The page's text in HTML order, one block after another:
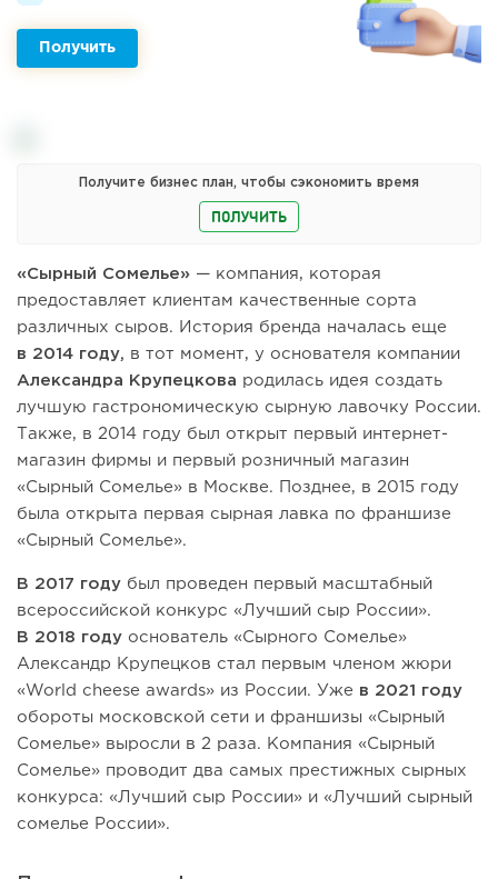
Получить
Получите бизнес план, чтобы сэкономить время
ПОЛУЧИТЬ
«Сырный Сомелье» — компания, которая
предоставляет клиентам качественные сорта
различных сыров. История бренда началась еще
в 2014 году,
в тот момент, у основателя компании
Александра Крупецкова родилась идея создать
лучшую гастрономическую сырную лавочку России.
Также, в 2014 году был открыт первый интернет-
магазин фирмы и первый розничный магазин
«Сырный Сомелье» в Москве. Позднее, в 2015 году
была открыта первая сырная лавка по франшизе
«Сырный Сомелье».
В 2017 году был проведен первый масштабный
всероссийской конкурс «Лучший сыр России».
В 2018 году основатель «Сырного Сомелье»
Александр Крупецков стал первым членом жюри
«World cheese awards» из России. Уже в 2021 году
обороты московской сети и франшизы «Сырный
Сомелье» выросли в 2 раза. Компания «Сырный
Сомелье» проводит два самых престижных сырных
конкурса: «Лучший сыр России» и «Лучший сырный
сомелье России».